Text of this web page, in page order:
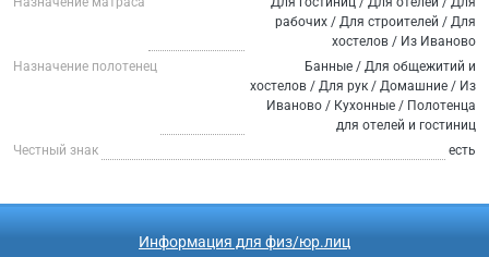
рабочих / Для строителей / Для
хостелов / Из Иваново
Назначение полотенец
Банные / Для общежитий и
хостелов / Для рук / Домашние / Из
Иваново / Кухонные / Полотенца
для отелей и гостиниц
Честный знак
есть
Информация для физ/юр.лиц